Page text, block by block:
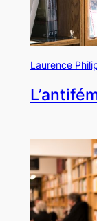
Laurence